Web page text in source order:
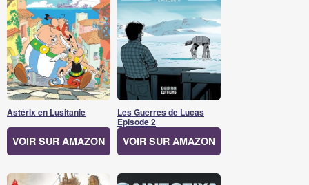
Astérix en Lusitanie
VOIR SUR AMAZON
Les Guerres de Lucas
Episode 2
VOIR SUR AMAZON